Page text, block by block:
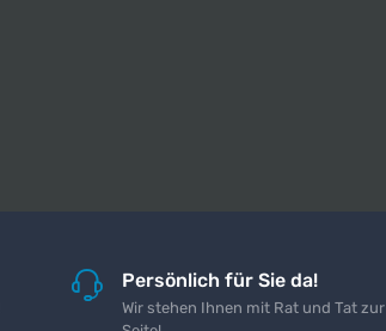
Persönlich für Sie da!
Wir stehen Ihnen mit Rat und Tat zur